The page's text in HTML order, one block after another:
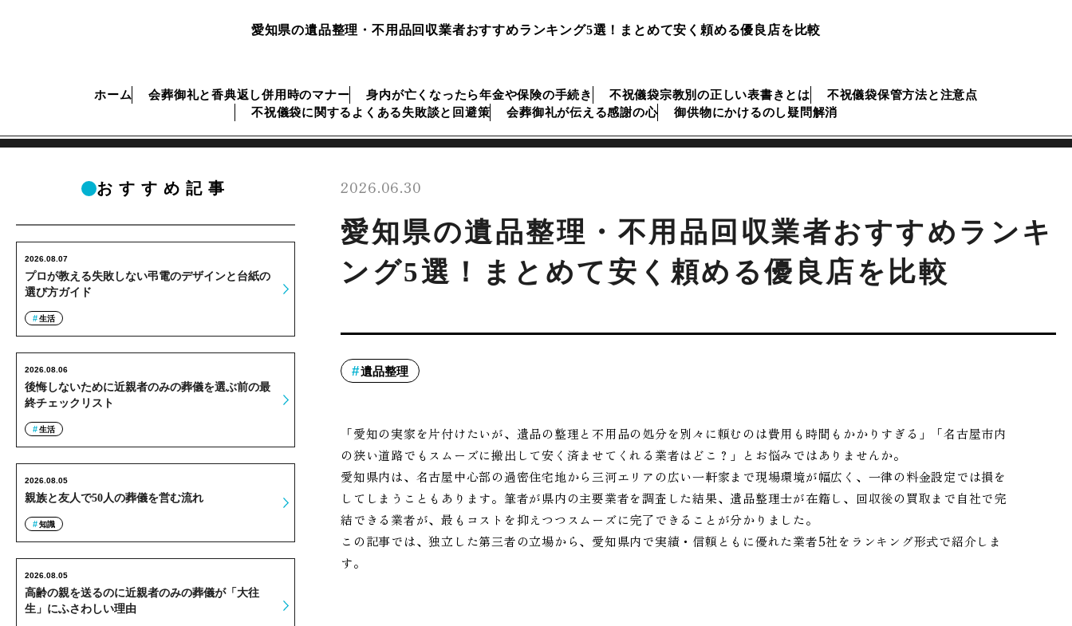
愛知県の遺品整理・不用品回収業者おすすめランキング5選！まとめて安く頼める優良店を比較
ホーム 会葬御礼と香典返し併用時のマナー 身内が亡くなったら年金や保険の手続き 不祝儀袋宗教別の正しい表書きとは
不祝儀袋保管方法と注意点
不祝儀袋に関するよくある失敗談と回避策
会葬御礼が伝える感謝の心 御供物にかけるのし疑問解消
2026.06.30
愛知県の遺品整理・不用品回収業者おすすめランキ
ング5選！まとめて安く頼める優良店を比較
遺品整理
「愛知の実家を片付けたいが、遺品の整理と不用品の処分を別々に頼むのは費用も時間もかかりすぎる」「名古屋市内
の狭い道路でもスムーズに搬出して安く済ませてくれる業者はどこ？」とお悩みではありませんか。
愛知県内は、名古屋中心部の過密住宅地から三河エリアの広い一軒家まで現場環境が幅広く、一律の料金設定では損を
してしまうこともあります。筆者が県内の主要業者を調査した結果、遺品整理士が在籍し、回収後の買取まで自社で完
結できる業者が、最もコストを抑えつつスムーズに完了できることが分かりました。
この記事では、独立した第三者の立場から、愛知県内で実績・信頼ともに優れた業者5社をランキング形式で紹介しま
す。
おすすめ記事
プロが教える失敗しない弔電のデザインと台紙の
選び方ガイド
2026.08.07
生活
後悔しないために近親者のみの葬儀を選ぶ前の最
終チェックリスト
2026.08.06
生活
親族と友人で50人の葬儀を営む流れ
2026.08.05
知識
高齢の親を送るのに近親者のみの葬儀が「大往
生」にふさわしい理由
2026.08.05